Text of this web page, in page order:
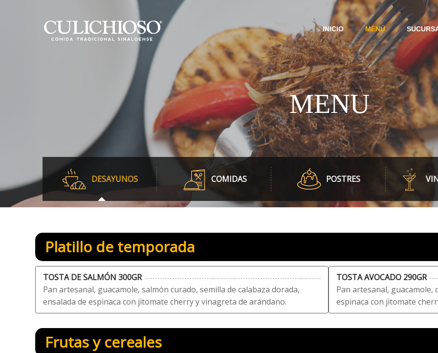
INICIO MENÚ
MENU
DESAYUNOS COMIDAS POSTRES
Platillo de temporada
TOSTA DE SALMÓN 300GR
Pan artesanal, guacamole, salmón curado, semilla de calabaza dorada,
ensalada de espinaca con jitomate cherry y vinagreta de arándano.
TOSTA AVOCADO 290GR
Pan artesanal, guacamole,
espinaca con jitomate
Frutas y cereales